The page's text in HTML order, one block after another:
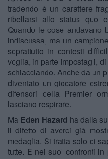
tradendo è un carattere
ribellarsi allo status quo
Quando le cose andavano
indiscussa, ma un
soprattutto in contesti
voglia, in parte impostagli,
schiacciando. Anche da un
diventato un giocatore
difensori della Premier
lasciano respirare.
Ma Eden Hazard ha dalla
il difetto di averci già
medaglia. Si tratta solo di
tutte. E nei suoi confronti